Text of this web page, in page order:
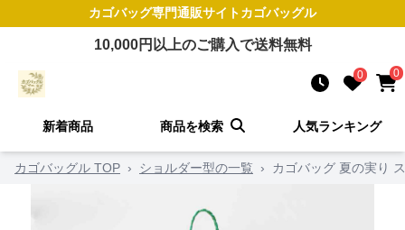
カゴバッグ専門通販サイトカゴバッグル
10,000円以上のご購入で送料無料
0 0
新着商品 商品を検索 人気ランキング
カゴバッグル TOP › ショルダー型の一覧 › カゴバッグ 夏の実り